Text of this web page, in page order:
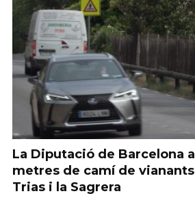
La Diputació de Barcelona
metres de camí de
Trias i la Sagrera